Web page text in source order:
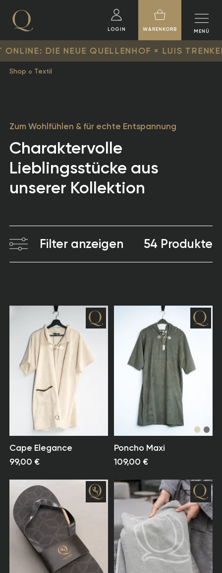
NEUE QUELLENHOF × LUIS TRENKER
LOGIN WARENKORB MENÜ
Shop Textil
Zum Wohlfühlen & für echte Entspannung
Charaktervolle
Lieblingsstücke aus
unserer Kollektion
Filter anzeigen 54 Produkte
Cape Elegance
99,00 €
Poncho Maxi
109,00 €